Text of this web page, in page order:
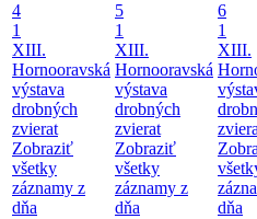
4
1
XIII.
Hornooravská
výstava
drobných
zvierat
Zobraziť
všetky
záznamy z
dňa
5
1
XIII.
Hornooravská
výstava
drobných
zvierat
Zobraziť
všetky
záznamy z
dňa
6
1
XIII.
dňa